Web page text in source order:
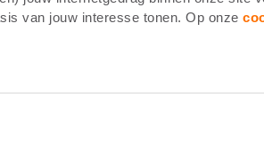
van jouw interesse tonen. Op onze